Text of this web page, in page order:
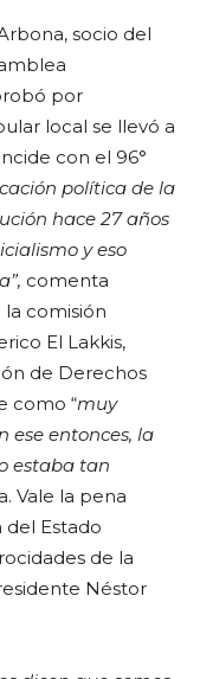
socio del
por
local se llevó a
con el 96°
política de la
hace 27 años
y eso
comenta
comisión
El Lakkis,
de Derechos
como “muy
ese entonces, la
estaba tan
Vale la pena
Estado
de la
Néstor